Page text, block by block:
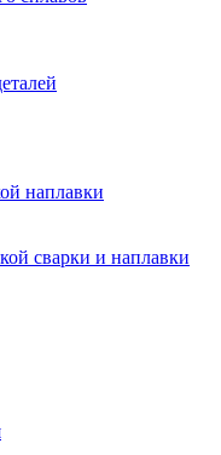
наплавки
сварки и наплавки